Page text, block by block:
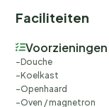
Faciliteiten
Voorzieningen
Douche
Koelkast
Openhaard
Oven / magnetron